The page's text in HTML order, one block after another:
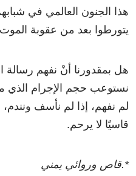
هذا الجنون العالمي في
يتورطوا بعد من عقوبة
هل بمقدورنا أنْ نفهم
نستوعب حجم الإجرام الذي
لم نفهم، إذا لم نأسف ونندم،
قاسيًا لا يرحم.
*.قاص وروائي يمني